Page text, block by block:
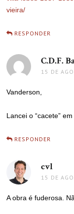
vieira/
RESPONDER
C.D.F.
15 DE
Vanderson,
Lancei o “cacete”
RESPONDER
cvl
15 DE
A obra é fuderosa.